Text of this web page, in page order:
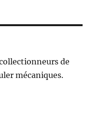
de
mécaniques.